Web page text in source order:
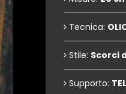
Tecnica:
Stile: Scorci
Supporto: